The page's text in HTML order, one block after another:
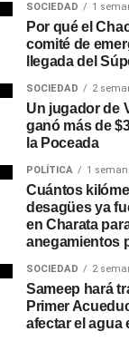
SOCIEDAD 1
Por qué el
comité de
llegada del
SOCIEDAD 2
Un jugador de
ganó más de
la Poceada
POLÍTICA 1
Cuántos
desagües ya
en Charata
anegamientos
SOCIEDAD 2
Sameep hará
Primer
afectar el agua